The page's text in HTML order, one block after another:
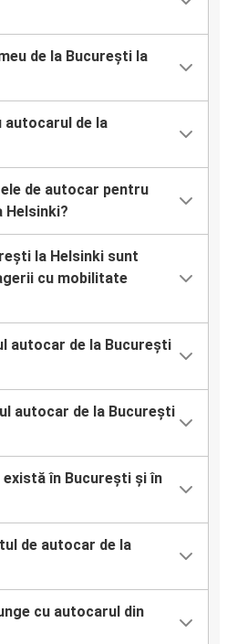
de la București la
autocarul de la
de autocar pentru
Helsinki?
la Helsinki sunt
cu mobilitate
autocar de la București
autocar de la București
în București și în
de autocar de la
cu autocarul din